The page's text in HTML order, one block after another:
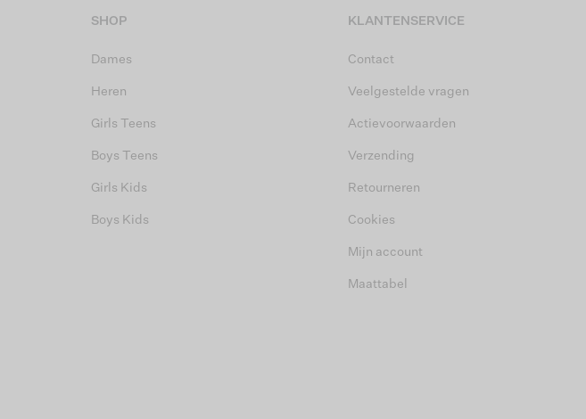
SHOP
Dames
Heren
Girls Teens
Boys Teens
Girls Kids
Boys Kids
KLANTENSERVICE
Contact
Veelgestelde vragen
Actievoorwaarden
Verzending
Retourneren
Cookies
Mijn account
Maattabel